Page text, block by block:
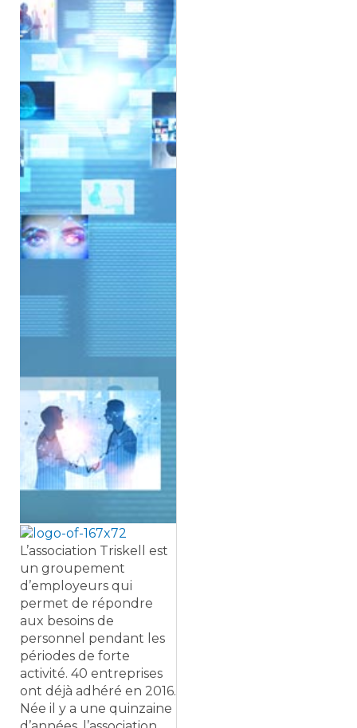
L’association Triskell est
un groupement
d’employeurs qui
permet de répondre
aux besoins de
personnel pendant les
périodes de forte
activité. 40 entreprises
ont déjà adhéré en 2016.
Née il y a une quinzaine